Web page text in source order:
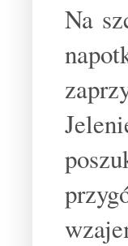
Na